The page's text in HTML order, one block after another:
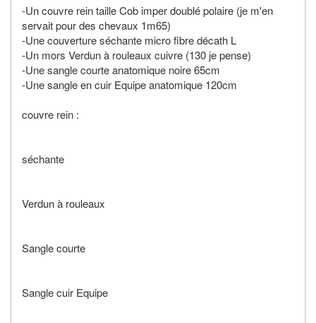
-Un couvre rein taille Cob imper doublé polaire (je m'en
servait pour des chevaux 1m65)
-Une couverture séchante micro fibre décath L
-Un mors Verdun à rouleaux cuivre (130 je pense)
-Une sangle courte anatomique noire 65cm
-Une sangle en cuir Equipe anatomique 120cm
couvre rein :
séchante
Verdun à rouleaux
Sangle courte
Sangle cuir Equipe